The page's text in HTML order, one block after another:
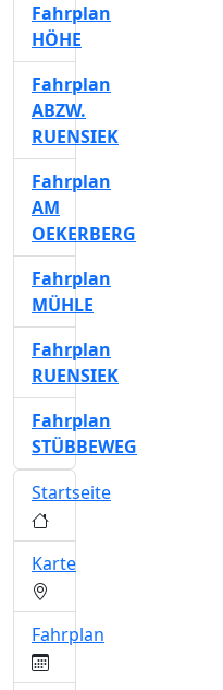
Fahrplan
HÖHE
Fahrplan
ABZW.
RUENSIEK
Fahrplan
AM
OEKERBERG
Fahrplan
MÜHLE
Fahrplan
RUENSIEK
Fahrplan
STÜBBEWEG
Startseite
Karte
Fahrplan